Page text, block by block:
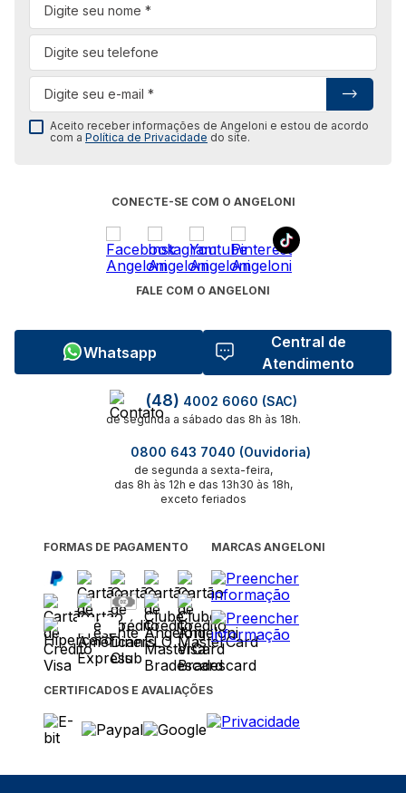
Aceito receber informações de Angeloni e estou de acordo
com aPolítica de Privacidade do site.
CONECTE-SE COM O ANGELONI
FALE COM O ANGELONI
Whatsapp
Central de
Atendimento
(48) 4002 6060 (SAC)
de segunda a sábado das 8h às 18h.
0800 643 7040 (Ouvidoria)
de segunda a sexta-feira,
das 8h às 12h e das 13h30 às 18h,
exceto feriados
FORMAS DE PAGAMENTO MARCAS ANGELONI
CERTIFICADOS E AVALIAÇÕES